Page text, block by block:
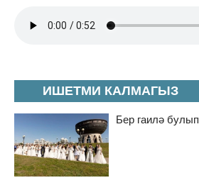
ИШЕТМИ КАЛМАГЫЗ
Бер гаилә булып